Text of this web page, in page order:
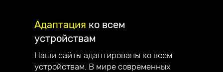
Адаптация ко всем
устройствам
Наши сайты адаптированы ко всем
устройствам. В мире современных